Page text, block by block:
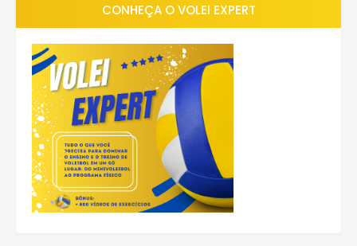
CONHEÇA O VOLEI EXPERT